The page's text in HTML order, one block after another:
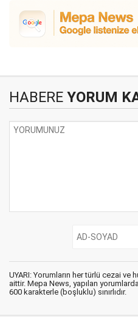
HABERE YORUM
UYARI: Yorumların her türlü cezai
aittir. Mepa News, yapılan
600 karakterle (boşluklu) sınırlıdır.